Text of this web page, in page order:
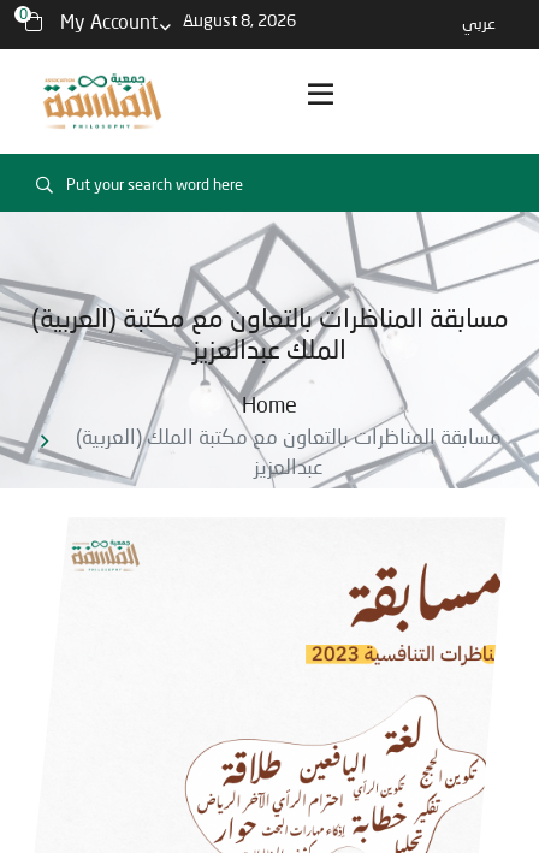
0 My Account August 8, 2026 عربي
(العربية) مسابقة المناظرات بالتعاون مع مكتبة
الملك عبدالعزيز
Home
(العربية) مسابقة المناظرات بالتعاون مع مكتبة الملك
عبدالعزيز